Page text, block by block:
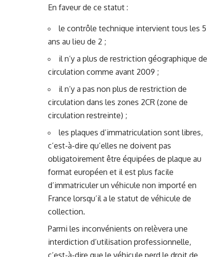
En faveur de ce statut :
le contrôle technique intervient tous les 5
ans au lieu de 2 ;
il n’y a plus de restriction géographique de
circulation comme avant 2009 ;
il n’y a pas non plus de restriction de
circulation dans les zones 2CR (zone de
circulation restreinte) ;
les plaques d’immatriculation sont libres,
c’est-à-dire qu’elles ne doivent pas
obligatoirement être équipées de plaque au
format européen et il est plus facile
d’immatriculer un véhicule non importé en
France lorsqu’il a le statut de véhicule de
collection.
Parmi les inconvénients on relèvera une
interdiction d’utilisation professionnelle,